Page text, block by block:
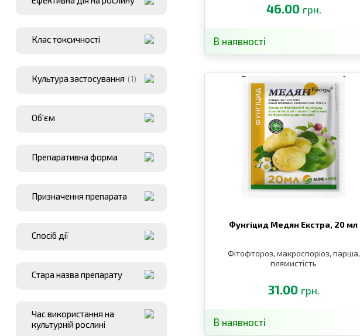
Клас токсичності
Культура застосування (1)
Об′єм
Препаративна форма
Призначення препарата
Спосіб дії
Стара назва препарату
Час використання на
культурній рослині
46.00 грн.
В наявності
Фунгіцид Медян Екстра, 20 мл
Фітофтороз, макроспоріоз, парша,
плямистість
31.00 грн.
В наявності